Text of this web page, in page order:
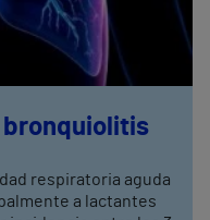
bronquiolitis
respiratoria aguda
a lactantes